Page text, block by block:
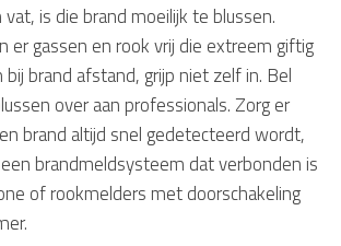
vat, is die brand moeilijk te blussen.
er gassen en rook vrij die extreem giftig
bij brand afstand, grijp niet zelf in. Bel
over aan professionals. Zorg er
brand altijd snel gedetecteerd wordt,
brandmeldsysteem dat verbonden is
of rookmelders met doorschakeling